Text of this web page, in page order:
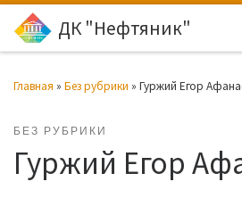
Перейти к содержимому
ДК "Нефтяник"
Главная » Без рубрики » Гуржий Егор
БЕЗ РУБРИКИ
Гуржий Егор